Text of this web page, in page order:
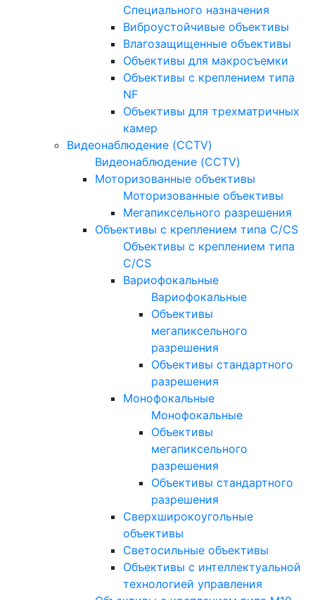
Специального назначения
Виброустойчивые объективы
Влагозащищенные объективы
Объективы для макросъемки
Объективы с креплением типа
NF
Объективы для трехматричных
камер
Видеонаблюдение (CCTV)
Видеонаблюдение (CCTV)
Моторизованные объективы
Моторизованные объективы
Мегапиксельного разрешения
Объективы с креплением типа C/CS
Объективы с креплением типа
C/CS
Вариофокальные
Вариофокальные
Объективы
мегапиксельного
разрешения
Объективы стандартного
разрешения
Монофокальные
Монофокальные
Объективы
мегапиксельного
разрешения
Объективы стандартного
разрешения
Сверхширокоугольные
объективы
Светосильные объективы
Объективы с интеллектуальной
технологией управления